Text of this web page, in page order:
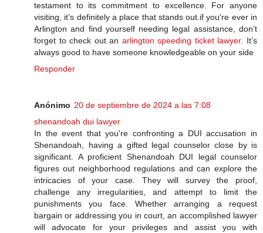
testament to its commitment to excellence. For anyone
visiting, it’s definitely a place that stands out.if you're ever in
Arlington and find yourself needing legal assistance, don’t
forget to check out an arlington speeding ticket lawyer. It’s
always good to have someone knowledgeable on your side
Responder
Anónimo 20 de septiembre de 2024 a las 7:08
shenandoah dui lawyer
In the event that you're confronting a DUI accusation in
Shenandoah, having a gifted legal counselor close by is
significant. A proficient Shenandoah DUI legal counselor
figures out neighborhood regulations and can explore the
intricacies of your case. They will survey the proof,
challenge any irregularities, and attempt to limit the
punishments you face. Whether arranging a request
bargain or addressing you in court, an accomplished lawyer
will advocate for your privileges and assist you with